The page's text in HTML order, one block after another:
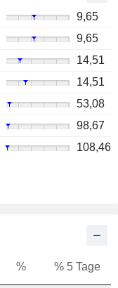
9,65
9,65
14,51
14,51
53,08
98,67
108,46
% % 5 Tage